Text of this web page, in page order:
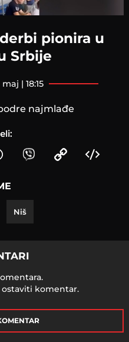
pionira u
Srbije
| 18:15
najmlađe
Niš
komentar.